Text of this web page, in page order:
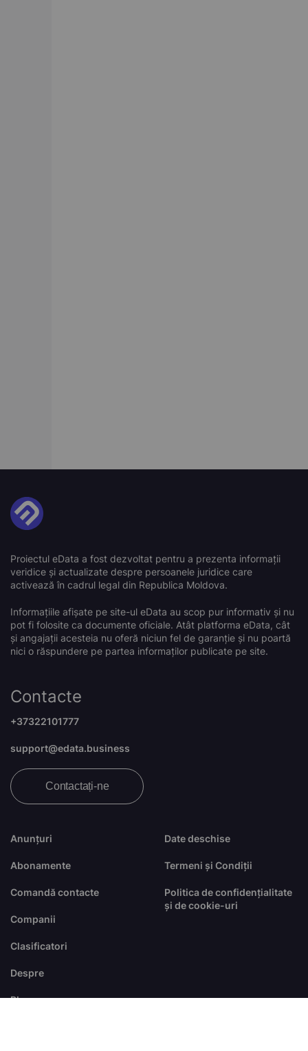
Proiectul eData a fost dezvoltat pentru a prezenta informații
veridice și actualizate despre persoanele juridice care
activează în cadrul legal din Republica Moldova.
Informațiile afișate pe site-ul eData au scop pur informativ și nu
pot fi folosite ca documente oficiale. Atât platforma eData, cât
și angajații acesteia nu oferă niciun fel de garanție și nu poartă
nici o răspundere pe partea informaților publicate pe site.
Anunțuri
Abonamente
Comandă contacte
Companii
Clasificatori
Despre
Blog
Date deschise
Termeni și Condiții
Politica de confidențialitate
și de cookie-uri
Contacte
+37322101777
support@edata.business
Contactați-ne